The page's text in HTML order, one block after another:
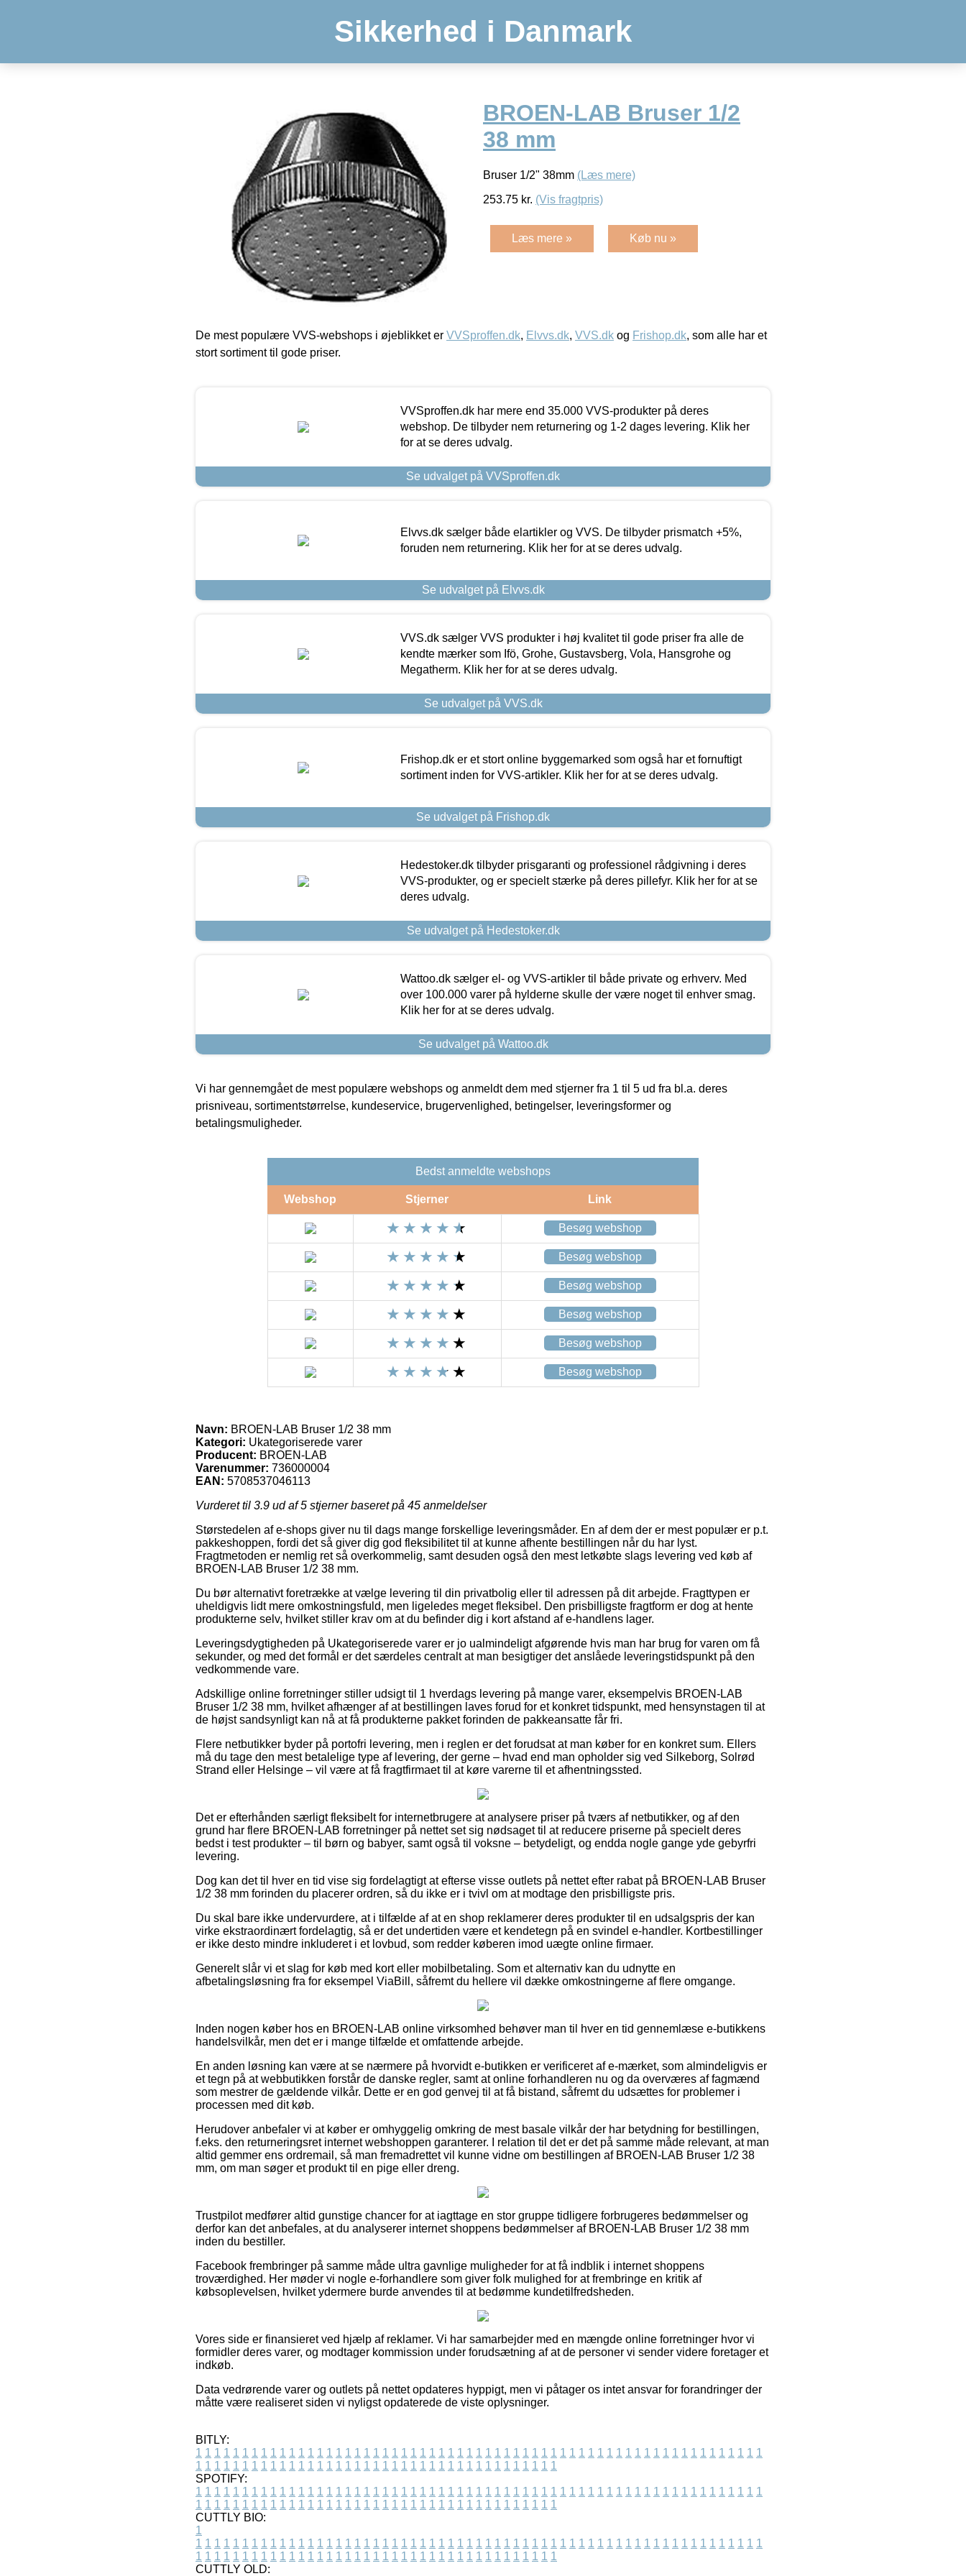
Sikkerhed i Danmark
BROEN-LAB Bruser 1/2
38 mm
Bruser 1/2" 38mm (Læs mere)
253.75 kr. (Vis fragtpris)
Læs mere » Køb nu »
De mest populære VVS-webshops i øjeblikket er VVSproffen.dk, Elvvs.dk, VVS.dk og Frishop.dk, som alle har et
stort sortiment til gode priser.
VVSproffen.dk har mere end 35.000 VVS-produkter på deres
webshop. De tilbyder nem returnering og 1-2 dages levering. Klik her
for at se deres udvalg.
Se udvalget på VVSproffen.dk
Elvvs.dk sælger både elartikler og VVS. De tilbyder prismatch +5%,
foruden nem returnering. Klik her for at se deres udvalg.
Se udvalget på Elvvs.dk
VVS.dk sælger VVS produkter i høj kvalitet til gode priser fra alle de
kendte mærker som Ifö, Grohe, Gustavsberg, Vola, Hansgrohe og
Megatherm. Klik her for at se deres udvalg.
Se udvalget på VVS.dk
Frishop.dk er et stort online byggemarked som også har et fornuftigt
sortiment inden for VVS-artikler. Klik her for at se deres udvalg.
Se udvalget på Frishop.dk
Hedestoker.dk tilbyder prisgaranti og professionel rådgivning i deres
VVS-produkter, og er specielt stærke på deres pillefyr. Klik her for at se
deres udvalg.
Se udvalget på Hedestoker.dk
Wattoo.dk sælger el- og VVS-artikler til både private og erhverv. Med
over 100.000 varer på hylderne skulle der være noget til enhver smag.
Klik her for at se deres udvalg.
Se udvalget på Wattoo.dk
Vi har gennemgået de mest populære webshops og anmeldt dem med stjerner fra 1 til 5 ud fra bl.a. deres
prisniveau, sortimentstørrelse, kundeservice, brugervenlighed, betingelser, leveringsformer og
betalingsmuligheder.
Bedst anmeldte webshops
Webshop Stjerner Link
Besøg webshop
Besøg webshop
Besøg webshop
Besøg webshop
Besøg webshop
Besøg webshop
Navn: BROEN-LAB Bruser 1/2 38 mm
Kategori: Ukategoriserede varer
Producent: BROEN-LAB
Varenummer: 736000004
EAN: 5708537046113
Vurderet til 3.9 ud af 5 stjerner baseret på 45 anmeldelser
Størstedelen af e-shops giver nu til dags mange forskellige leveringsmåder. En af dem der er mest populær er p.t.
pakkeshoppen, fordi det så giver dig god fleksibilitet til at kunne afhente bestillingen når du har lyst.
Fragtmetoden er nemlig ret så overkommelig, samt desuden også den mest letkøbte slags levering ved køb af
BROEN-LAB Bruser 1/2 38 mm.
Du bør alternativt foretrække at vælge levering til din privatbolig eller til adressen på dit arbejde. Fragttypen er
uheldigvis lidt mere omkostningsfuld, men ligeledes meget fleksibel. Den prisbilligste fragtform er dog at hente
produkterne selv, hvilket stiller krav om at du befinder dig i kort afstand af e-handlens lager.
Leveringsdygtigheden på Ukategoriserede varer er jo ualmindeligt afgørende hvis man har brug for varen om få
sekunder, og med det formål er det særdeles centralt at man besigtiger det anslåede leveringstidspunkt på den
vedkommende vare.
Adskillige online forretninger stiller udsigt til 1 hverdags levering på mange varer, eksempelvis BROEN-LAB
Bruser 1/2 38 mm, hvilket afhænger af at bestillingen laves forud for et konkret tidspunkt, med hensynstagen til at
de højst sandsynligt kan nå at få produkterne pakket forinden de pakkeansatte får fri.
Flere netbutikker byder på portofri levering, men i reglen er det forudsat at man køber for en konkret sum. Ellers
må du tage den mest betalelige type af levering, der gerne – hvad end man opholder sig ved Silkeborg, Solrød
Strand eller Helsinge – vil være at få fragtfirmaet til at køre varerne til et afhentningssted.
Det er efterhånden særligt fleksibelt for internetbrugere at analysere priser på tværs af netbutikker, og af den
grund har flere BROEN-LAB forretninger på nettet set sig nødsaget til at reducere priserne på specielt deres
bedst i test produkter – til børn og babyer, samt også til voksne – betydeligt, og endda nogle gange yde gebyrfri
levering.
Dog kan det til hver en tid vise sig fordelagtigt at efterse visse outlets på nettet efter rabat på BROEN-LAB Bruser
1/2 38 mm forinden du placerer ordren, så du ikke er i tvivl om at modtage den prisbilligste pris.
Du skal bare ikke undervurdere, at i tilfælde af at en shop reklamerer deres produkter til en udsalgspris der kan
virke ekstraordinært fordelagtig, så er det undertiden være et kendetegn på en svindel e-handler. Kortbestillinger
er ikke desto mindre inkluderet i et lovbud, som redder køberen imod uægte online firmaer.
Generelt slår vi et slag for køb med kort eller mobilbetaling. Som et alternativ kan du udnytte en
afbetalingsløsning fra for eksempel ViaBill, såfremt du hellere vil dække omkostningerne af flere omgange.
Inden nogen køber hos en BROEN-LAB online virksomhed behøver man til hver en tid gennemlæse e-butikkens
handelsvilkår, men det er i mange tilfælde et omfattende arbejde.
En anden løsning kan være at se nærmere på hvorvidt e-butikken er verificeret af e-mærket, som almindeligvis er
et tegn på at webbutikken forstår de danske regler, samt at online forhandleren nu og da overværes af fagmænd
som mestrer de gældende vilkår. Dette er en god genvej til at få bistand, såfremt du udsættes for problemer i
processen med dit køb.
Herudover anbefaler vi at køber er omhyggelig omkring de mest basale vilkår der har betydning for bestillingen,
f.eks. den returneringsret internet webshoppen garanterer. I relation til det er det på samme måde relevant, at man
altid gemmer ens ordremail, så man fremadrettet vil kunne vidne om bestillingen af BROEN-LAB Bruser 1/2 38
mm, om man søger et produkt til en pige eller dreng.
Trustpilot medfører altid gunstige chancer for at iagttage en stor gruppe tidligere forbrugeres bedømmelser og
derfor kan det anbefales, at du analyserer internet shoppens bedømmelser af BROEN-LAB Bruser 1/2 38 mm
inden du bestiller.
Facebook frembringer på samme måde ultra gavnlige muligheder for at få indblik i internet shoppens
troværdighed. Her møder vi nogle e-forhandlere som giver folk mulighed for at frembringe en kritik af
købsoplevelsen, hvilket ydermere burde anvendes til at bedømme kundetilfredsheden.
Vores side er finansieret ved hjælp af reklamer. Vi har samarbejder med en mængde online forretninger hvor vi
formidler deres varer, og modtager kommission under forudsætning af at de personer vi sender videre foretager et
indkøb.
Data vedrørende varer og outlets på nettet opdateres hyppigt, men vi påtager os intet ansvar for forandringer der
måtte være realiseret siden vi nyligst opdaterede de viste oplysninger.
BITLY:
1 1 1 1 1 1 1 1 1 1 1 1 1 1 1 1 1 1 1 1 1 1 1 1 1 1 1 1 1 1 1 1 1 1 1 1 1 1 1 1 1 1 1 1 1 1 1 1 1 1 1 1 1 1 1 1 1 1 1 1 1
1 1 1 1 1 1 1 1 1 1 1 1 1 1 1 1 1 1 1 1 1 1 1 1 1 1 1 1 1 1 1 1 1 1 1 1 1 1 1
SPOTIFY:
1 1 1 1 1 1 1 1 1 1 1 1 1 1 1 1 1 1 1 1 1 1 1 1 1 1 1 1 1 1 1 1 1 1 1 1 1 1 1 1 1 1 1 1 1 1 1 1 1 1 1 1 1 1 1 1 1 1 1 1 1
1 1 1 1 1 1 1 1 1 1 1 1 1 1 1 1 1 1 1 1 1 1 1 1 1 1 1 1 1 1 1 1 1 1 1 1 1 1 1
CUTTLY BIO:
1
1 1 1 1 1 1 1 1 1 1 1 1 1 1 1 1 1 1 1 1 1 1 1 1 1 1 1 1 1 1 1 1 1 1 1 1 1 1 1 1 1 1 1 1 1 1 1 1 1 1 1 1 1 1 1 1 1 1 1 1 1
1 1 1 1 1 1 1 1 1 1 1 1 1 1 1 1 1 1 1 1 1 1 1 1 1 1 1 1 1 1 1 1 1 1 1 1 1 1 1
CUTTLY OLD: